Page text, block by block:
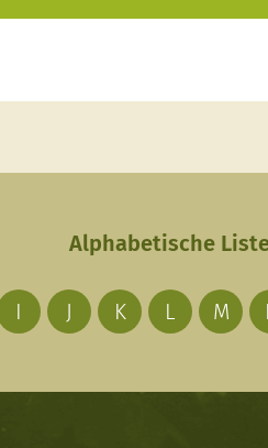
Alphabetische
I J K L M